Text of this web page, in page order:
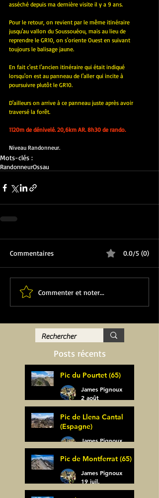
asséché depuis ma dernière visite il y a 9 ans.
Pour le retour, on revient par le même itinéraire
jusqu'au vallon du Soussouéou, mais au lieu de
reprendre le GR10, on s'oriente Ouest en suivant
toujours le balisage jaune.
En fait c'est l'ancien itinéraire qui était indiqué
lorsqu'on est au panneau de l'aller qui incite à
poursuivre plutôt le GR10.
D'ailleurs on arrive à ce panneau juste après avoir
traversé la forêt.
1120m de dénivelé. 20,6km AR. 8h30 de rando.
Niveau Randonneur.
Mots-clés :
RandonneurOssau
Commentaires 0.0/5 (0)
Commenter et noter...
Posts récents
Pic du Pourtet (65)
James Pignoux
2 août
Pic de Llena Cantal
(Espagne)
James Pignoux
30 juil.
Pic de Montferrat (65)
James Pignoux
19 juil.